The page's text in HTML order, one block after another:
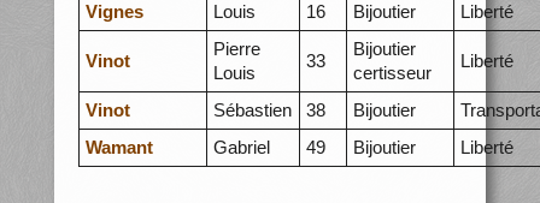
Vignes Louis 16 Bijoutier Liberté
Vinot
Pierre
Louis
33
Bijoutier
certisseur
Liberté
Vinot Sébastien 38 Bijoutier
Wamant
Gabriel 49 Bijoutier Liberté